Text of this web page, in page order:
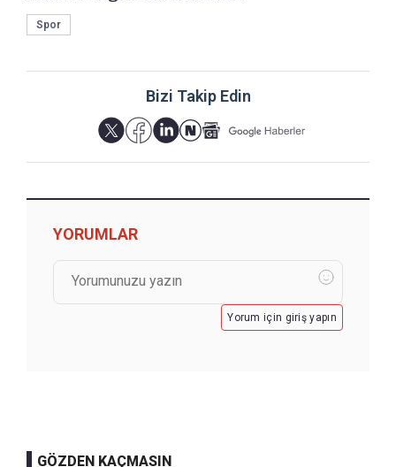
Spor
Bizi Takip Edin
YORUMLAR
Yorum için giriş yapın
GÖZDEN KAÇMASIN